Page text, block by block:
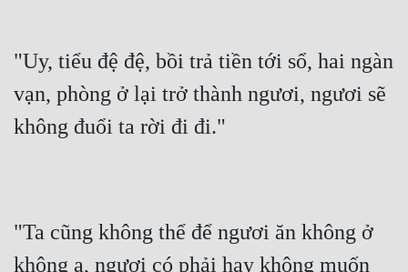
"Uy, tiểu đệ đệ, bồi trả tiền tới sổ, hai ngàn
vạn, phòng ở lại trở thành ngươi, ngươi sẽ
không đuổi ta rời đi đi."
"Ta cũng không thể để ngươi ăn không ở
không a, ngươi có phải hay không muốn